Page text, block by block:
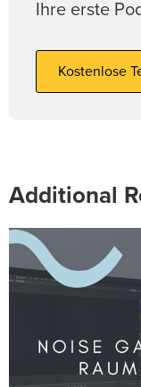
Ihre erste
Kostenlose
Additional